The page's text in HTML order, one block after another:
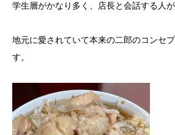
学生層がかなり多く、店長と会話する人が
地元に愛されていて本来の二郎のコンセ
す。